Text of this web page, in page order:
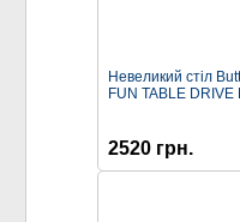
Невеликий стіл
FUN TABLE DRIVE
2520 грн.